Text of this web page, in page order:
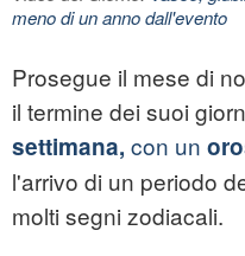
meno di un anno dall'evento
Prosegue il mese di
il termine dei suoi
settimana, con un
l'arrivo di un periodo
molti segni zodiacali.